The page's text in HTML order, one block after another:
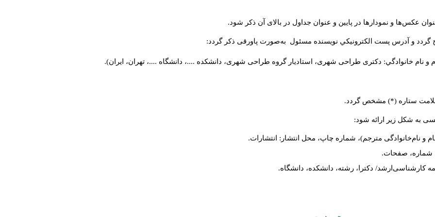
عکس‌ها و نمودارها در پایین و عنوان جداول در بالای آن ذکر شود.
و آدرس پست الكترونيكي نويسنده مسئول به‌صورت پاورقی ذکر گردد:
و نام خانوادگي: دکتری طراحی شهری، استادیار گروه طراحی شهری، دانشکده ....، دانشگاه ....، تهران، ایران).
علامت ستاره (*) مشخص گردد.
به شکل زیر ارائه شود:
و نام‌خانوادگی مترجم)، شماره چاپ، محل انتشار: انتشارات.
شماره، صفحات.
کارشناسی‌ارشد/ دکترا، رشته، دانشکده، دانشگاه.